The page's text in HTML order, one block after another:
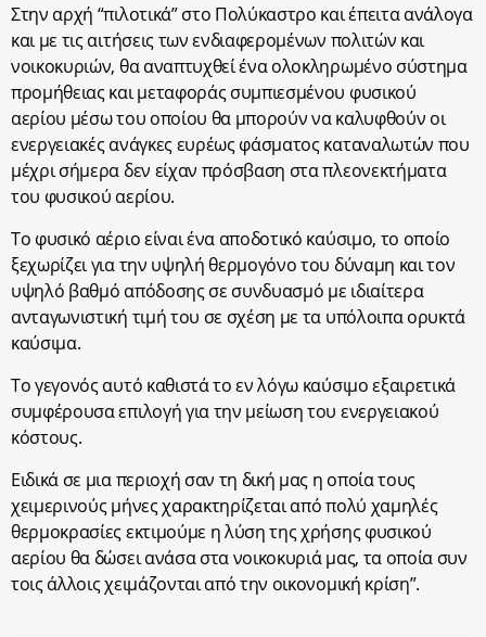
Στην αρχή “πιλοτικά” στο Πολύκαστρο και έπειτα ανάλογα
και με τις αιτήσεις των ενδιαφερομένων πολιτών και
νοικοκυριών, θα αναπτυχθεί ένα ολοκληρωμένο σύστημα
προμήθειας και μεταφοράς συμπιεσμένου φυσικού
αερίου μέσω του οποίου θα μπορούν να καλυφθούν οι
ενεργειακές ανάγκες ευρέως φάσματος καταναλωτών που
μέχρι σήμερα δεν είχαν πρόσβαση στα πλεονεκτήματα
του φυσικού αερίου.
Το φυσικό αέριο είναι ένα αποδοτικό καύσιμο, το οποίο
ξεχωρίζει για την υψηλή θερμογόνο του δύναμη και τον
υψηλό βαθμό απόδοσης σε συνδυασμό με ιδιαίτερα
ανταγωνιστική τιμή του σε σχέση με τα υπόλοιπα ορυκτά
καύσιμα.
Το γεγονός αυτό καθιστά το εν λόγω καύσιμο εξαιρετικά
συμφέρουσα επιλογή για την μείωση του ενεργειακού
κόστους.
Ειδικά σε μια περιοχή σαν τη δική μας η οποία τους
χειμερινούς μήνες χαρακτηρίζεται από πολύ χαμηλές
θερμοκρασίες εκτιμούμε η λύση της χρήσης φυσικού
αερίου θα δώσει ανάσα στα νοικοκυριά μας, τα οποία συν
τοις άλλοις χειμάζονται από την οικονομική κρίση”.